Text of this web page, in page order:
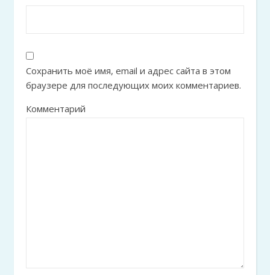
Сохранить моё имя, email и адрес сайта в этом
браузере для последующих моих комментариев.
Комментарий